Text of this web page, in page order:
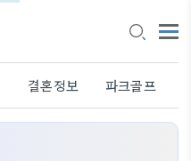
결혼정보 파크골프